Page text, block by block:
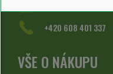
+420 608 401 337
VŠE O NÁKUPU